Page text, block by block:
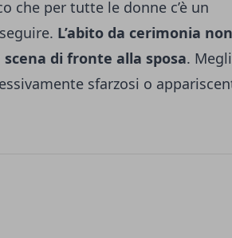
che per tutte le donne c’è un
L’abito da cerimonia
di fronte alla sposa.
sfarzosi o